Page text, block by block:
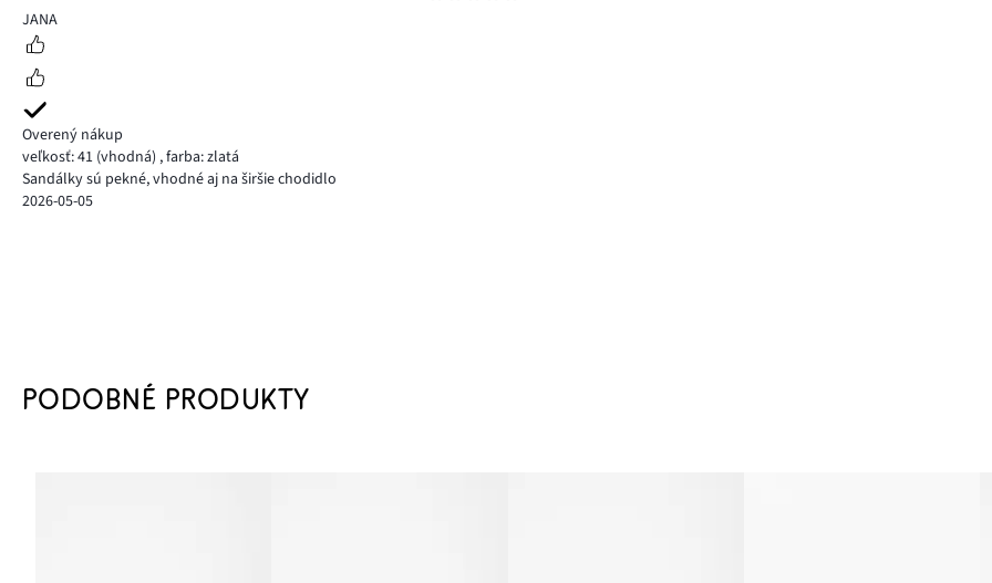
5
JANA
Overený nákup
veľkosť: 41 (vhodná) ,farba: zlatá
Sandálky sú pekné, vhodné aj na širšie chodidlo
2026-05-05
PODOBNÉ PRODUKTY